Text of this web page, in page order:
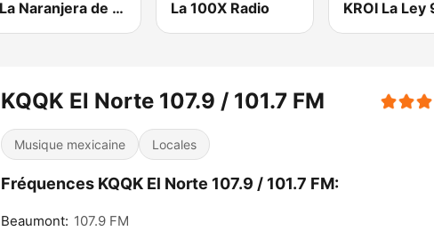
La Naranjera de Sibers La 100X Radio
KQQK El Norte 107.9 / 101.7 FM
Musique mexicaine Locales
Fréquences KQQK El Norte 107.9 / 101.7 FM:
Beaumont: 107.9 FM